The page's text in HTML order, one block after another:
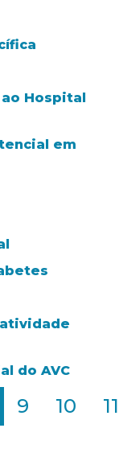
Hospital
em
do AVC
9 10 11